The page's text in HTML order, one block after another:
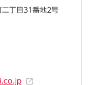
二丁目31番地2号